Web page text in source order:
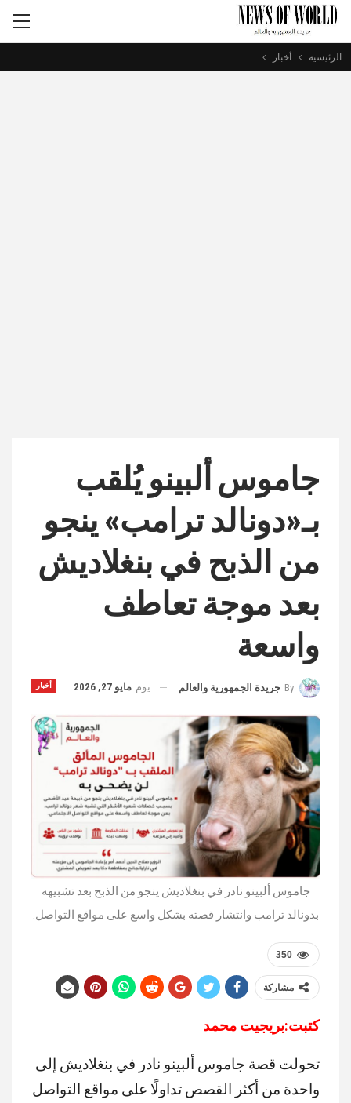
الرئيسية أخبار
جاموس ألبينو يُلقب
بـ«دونالد ترامب» ينجو
من الذبح في بنغلاديش
بعد موجة تعاطف
واسعة
أخبار By جريدة الجمهورية والعالم يوم مايو 27, 2026
جاموس ألبينو نادر في بنغلاديش ينجو من الذبح بعد تشبيهه
بدونالد ترامب وانتشار قصته بشكل واسع على مواقع التواصل.
350
مشاركة
كتبت:بريجيت محمد
تحولت قصة جاموس ألبينو نادر في بنغلاديش إلى
واحدة من أكثر القصص تداولًا على مواقع التواصل